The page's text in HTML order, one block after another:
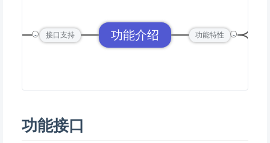
功能介绍
- 接口支持 -
功能特性
功能接口